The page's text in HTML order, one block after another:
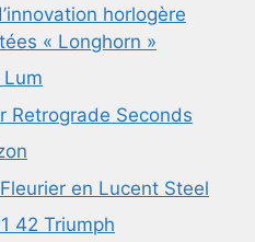
horlogère
« Longhorn »
Lum
Retrograde Seconds
en Lucent Steel
42 Triumph